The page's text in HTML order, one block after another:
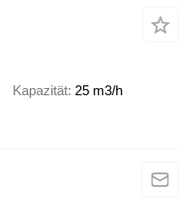
Kapazität 25 m3/h